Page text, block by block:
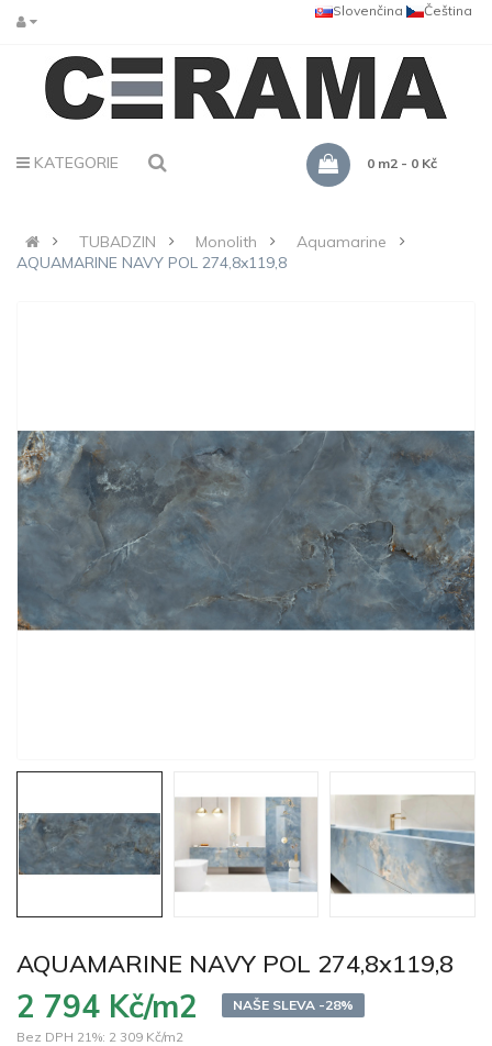
Čeština
Slovenčina
KATEGORIE 0 m2 - 0 Kč
TUBADZIN Monolith
Aquamarine
AQUAMARINE NAVY POL 274,8x119,8
AQUAMARINE NAVY POL 274,8x119,8
2 794 Kč/m2
NAŠE SLEVA -28%
Bez DPH 21%: 2 309 Kč/m2